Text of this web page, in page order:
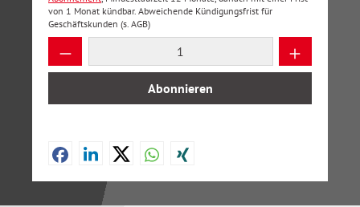
von 1 Monat kündbar. Abweichende Kündigungsfrist für
Geschäftskunden (s. AGB)
Produkt Anzahl: Gib den gewünschten
Abonnieren